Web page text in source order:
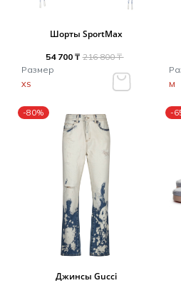
Шорты SportMax
54 700 ₸ 216 800 ₸
Размер
XS M
-80%
Джинсы Gucci
-